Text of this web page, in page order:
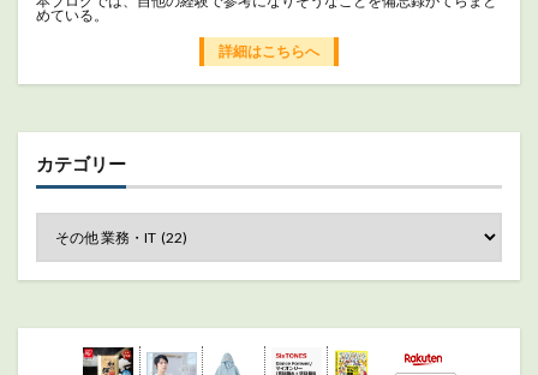
めている。
詳細はこちらへ
カテゴリー